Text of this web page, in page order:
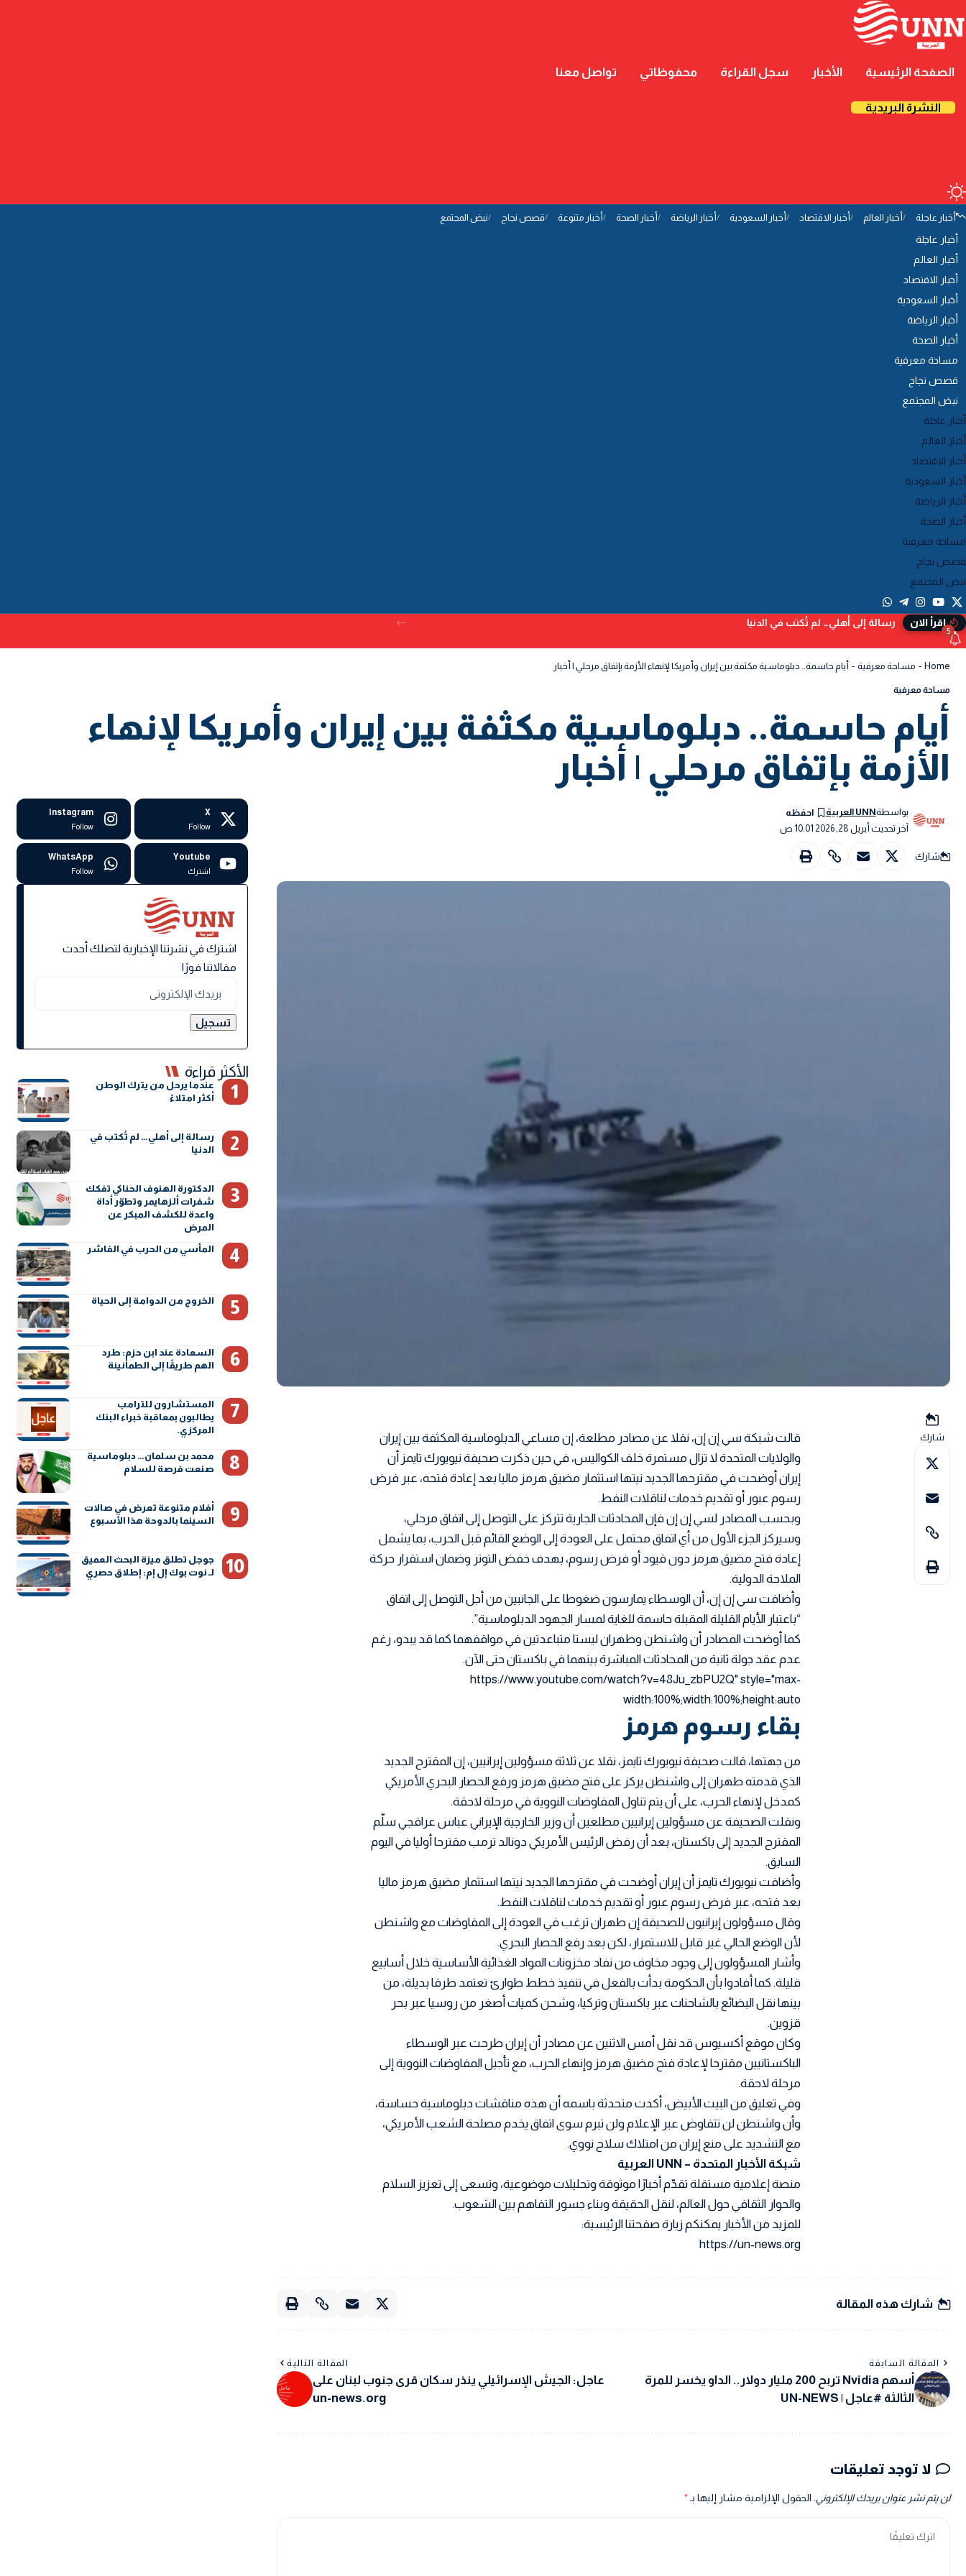
الصفحة الرئيسية الأخبار سجل القراءة محفوظاتي تواصل معنا
النشرة البريدية
أخبار عاجلة أخبار العالم أخبار الاقتصاد أخبار السعودية أخبار الرياضة أخبار الصحة أخبار متنوعة قصص نجاح نبض المجتمع
أخبار عاجلة
أخبار العالم
أخبار الاقتصاد
أخبار السعودية
أخبار الرياضة
أخبار الصحة
مساحة معرفية
قصص نجاح
نبض المجتمع
أخبار عاجلة
أخبار العالم
أخبار الاقتصاد
أخبار السعودية
أخبار الرياضة
أخبار الصحة
مساحة معرفية
قصص نجاح
نبض المجتمع
إقرأ الان رسالة إلى أهلي… لم تُكتب في الدنيا
5
Home
- مساحة معرفية - أيام حاسمة.. دبلوماسية مكثفة بين إيران وأمريكا لإنهاء الأزمة بإتفاق مرحلي | أخبار
مساحة معرفية
أيام حاسمة.. دبلوماسية مكثفة بين إيران وأمريكا لإنهاء
الأزمة بإتفاق مرحلي | أخبار
آخر تحديث أبريل 28, 2026 10:01 ص
بواسطةUNN العربية
شارك
شارك
قالت شبكة سي إن إن، نقلا عن مصادر مطلعة، إن مساعي الدبلوماسية المكثفة بين إيران
والولايات المتحدة لا تزال مستمرة خلف الكواليس، في حين ذكرت صحيفة نيويورك تايمز أن
إيران أوضحت في مقترحها الجديد نيتها استثمار مضيق هرمز ماليا بعد إعادة فتحه، عبر فرض
رسوم عبور أو تقديم خدمات لناقلات النفط.
وبحسب المصادر لسي إن إن فإن المحادثات الجارية تتركز على التوصل إلى اتفاق مرحلي،
وسيركز الجزء الأول من أي اتفاق محتمل على العودة إلى الوضع القائم قبل الحرب، بما يشمل
إعادة فتح مضيق هرمز دون قيود أو فرض رسوم، بهدف خفض التوتر وضمان استقرار حركة
الملاحة الدولية.
وأضافت سي إن إن، أن الوسطاء يمارسون ضغوطا على الجانبين من أجل التوصل إلى اتفاق
“باعتبار الأيام القليلة المقبلة حاسمة للغاية لمسار الجهود الدبلوماسية”.
كما أوضحت المصادر أن واشنطن وطهران ليستا متباعدتين في مواقفهما كما قد يبدو، رغم
عدم عقد جولة ثانية من المحادثات المباشرة بينهما في باكستان حتى الآن.
https://www.youtube.com/watch?v=48Ju_zbPU2Q" style="max-
width:100%;width:100%;height:auto
بقاء رسوم هرمز
من جهتها، قالت صحيفة نيويورك تايمز، نقلا عن ثلاثة مسؤولين إيرانيين، إن المقترح الجديد
الذي قدمته طهران إلى واشنطن يركز على فتح مضيق هرمز ورفع الحصار البحري الأمريكي
كمدخل لإنهاء الحرب، على أن يتم تناول المفاوضات النووية في مرحلة لاحقة.
ونقلت الصحيفة عن مسؤولين إيرانيين مطلعين أن وزير الخارجية الإيراني عباس عراقجي سلّم
المقترح الجديد إلى باكستان، بعد أن رفض الرئيس الأمريكي دونالد ترمب مقترحا أوليا في اليوم
السابق.
وأضافت نيويورك تايمز أن إيران أوضحت في مقترحها الجديد نيتها استثمار مضيق هرمز ماليا
بعد فتحه، عبر فرض رسوم عبور أو تقديم خدمات لناقلات النفط.
وقال مسؤولون إيرانيون للصحيفة إن طهران ترغب في العودة إلى المفاوضات مع واشنطن
لأن الوضع الحالي غير قابل للاستمرار، لكن بعد رفع الحصار البحري.
وأشار المسؤولون إلى وجود مخاوف من نفاد مخزونات المواد الغذائية الأساسية خلال أسابيع
قليلة. كما أفادوا بأن الحكومة بدأت بالفعل في تنفيذ خطط طوارئ تعتمد طرقا بديلة، من
بينها نقل البضائع بالشاحنات عبر باكستان وتركيا، وشحن كميات أصغر من روسيا عبر بحر
قزوين.
وكان موقع أكسيوس قد نقل أمس الاثنين عن مصادر أن إيران طرحت عبر الوسطاء
الباكستانيين مقترحا لإعادة فتح مضيق هرمز وإنهاء الحرب، مع تأجيل المفاوضات النووية إلى
مرحلة لاحقة.
وفي تعليق من البيت الأبيض، أكدت متحدثة باسمه أن هذه مناقشات دبلوماسية حساسة،
وأن واشنطن لن تتفاوض عبر الإعلام ولن تبرم سوى اتفاق يخدم مصلحة الشعب الأمريكي،
مع التشديد على منع إيران من امتلاك سلاح نووي.
شبكة الأخبار المتحدة – UNN العربية
منصة إعلامية مستقلة تقدّم أخبارًا موثوقة وتحليلات موضوعية، وتسعى إلى تعزيز السلام
والحوار الثقافي حول العالم، لنقل الحقيقة وبناء جسور التفاهم بين الشعوب.
للمزيد من الأخبار يمكنكم زيارة صفحتنا الرئيسية:
https://un-news.org
شارك هذه المقالة
المقالة السابقة
أسهم Nvidia تربح 200 مليار دولار.. الداو يخسر للمرة
الثالثة #عاجل | UN-NEWS
المقالة التالية
عاجل: الجيش الإسرائيلي ينذر سكان قرى جنوب لبنان على
un-news.org
لا توجد تعليقات
لن يتم نشر عنوان بريدك الإلكتروني. الحقول الإلزامية مشار إليها بـ *
X
Follow
Instagram
Follow
Youtube
اشترك
WhatsApp
Follow
اشترك في نشرتنا الإخبارية لتصلك أحدث
مقالاتنا فورًا
الأكثر قراءة
عندما يرحل من يترك الوطن
أكثر امتلاءً
رسالة إلى أهلي… لم تُكتب في
الدنيا
الدكتورة الهنوف الحناكي تفكك
شفرات ألزهايمر وتطوّر أداة
واعدة للكشف المبكر عن
المرض
المأسي من الحرب في الفاشر
الخروج من الدوامة إلى الحياة
السعادة عند ابن حزم: طرد
الهم طريقًا إلى الطمأنينة
المستشارون للترامب
يطالبون بمعاقبة خبراء البنك
المركزي.
محمد بن سلمان… دبلوماسية
صنعت فرصة للسلام
أفلام متنوعة تعرض في صالات
السينما بالدوحة هذا الأسبوع
جوجل تطلق ميزة البحث العميق
لـ نوت بوك إل إم: إطلاق حصري